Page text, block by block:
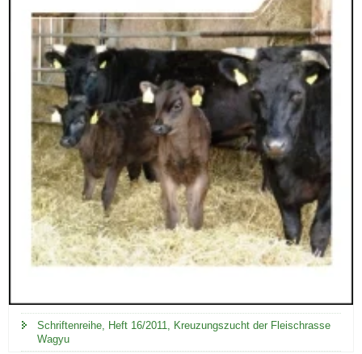
Schriftenreihe, Heft 16/2011, Kreuzungszucht der Fleischrasse
Wagyu